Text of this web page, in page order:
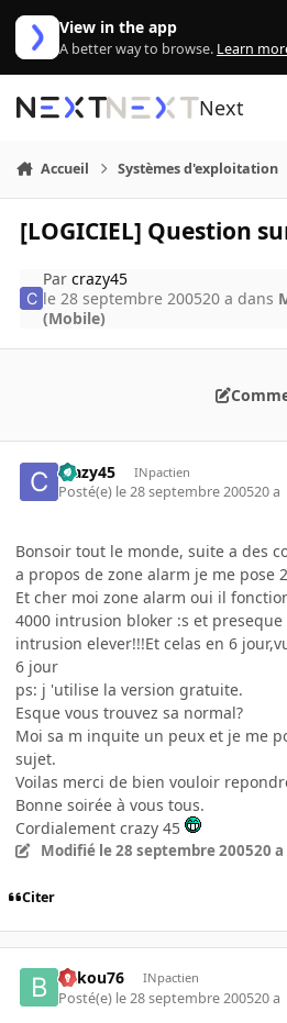
Aller au contenu
View in the app
A better way to browse. Learn
Next
Accueil Systèmes d'exploitation
[LOGICIEL] Question
Parcrazy45
le 28 septembre 200520 a dans
(Mobile)
crazy45 INpactien
Posté(e) le 28 septembre 200520 a
Bonsoir tout le monde, suite a des
a propos de zone alarm je me pose
Et cher moi zone alarm oui il
4000 intrusion bloker :s et preseque
intrusion elever!!!Et celas en 6
6 jour
ps: j 'utilise la version gratuite.
Esque vous trouvez sa normal?
Moi sa m inquite un peux et je me
sujet.
Voilas merci de bien vouloir
Bonne soirée à vous tous.
Cordialement crazy 45
Modifié le 28 septembre 200520 a
Citer
bakou76 INpactien
Posté(e) le 28 septembre 200520 a